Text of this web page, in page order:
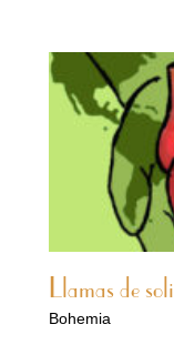
Llamas de
Bohemia